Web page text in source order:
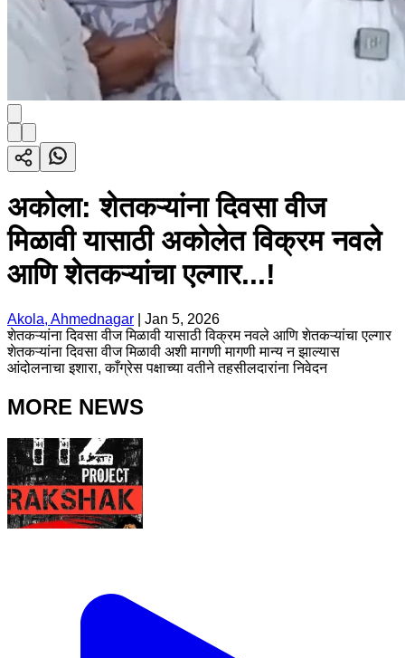
अकोला: शेतकऱ्यांना दिवसा वीज
मिळावी यासाठी अकोलेत विक्रम नवले
आणि शेतकऱ्यांचा एल्गार...!
Akola, Ahmednagar
Jan 5, 2026
शेतकऱ्यांना दिवसा वीज मिळावी यासाठी विक्रम नवले आणि शेतकऱ्यांचा एल्गार
शेतकऱ्यांना दिवसा वीज मिळावी अशी मागणी मागणी मान्य न झाल्यास
आंदोलनाचा इशारा, काँग्रेस पक्षाच्या वतीने तहसीलदारांना निवेदन
MORE NEWS